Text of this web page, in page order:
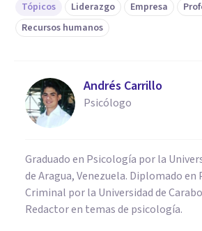
Tópicos Liderazgo Empresa
Recursos humanos
Andrés Carrillo
Psicólogo
Graduado en Psicología por la
de Aragua, Venezuela. Diplomado en
Criminal por la Universidad de
Redactor en temas de psicología.